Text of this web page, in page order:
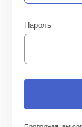
Пароль